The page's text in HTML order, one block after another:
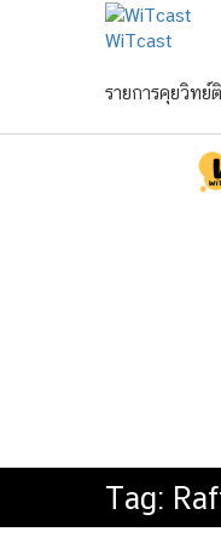
WiTcast
รายการคุยวิทย์
Tag: